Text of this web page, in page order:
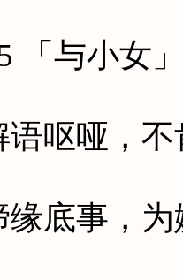
与小女
哑，不
事，为